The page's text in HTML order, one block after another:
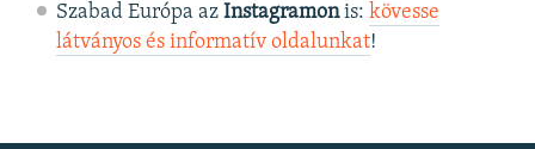
Szabad Európa az Instagramonis: kövesse
látványos és informatív oldalunkat! ​